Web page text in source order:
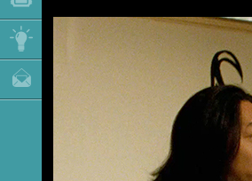
2020
2018
2017